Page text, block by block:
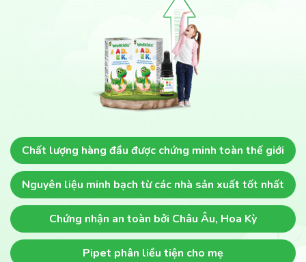
Chất lượng hàng đầu được chứng minh toàn thế giới
Nguyên liệu minh bạch từ các nhà sản xuất tốt nhất
Chứng nhận an toàn bởi Châu Âu, Hoa Kỳ
Pipet phân liều tiện cho mẹ